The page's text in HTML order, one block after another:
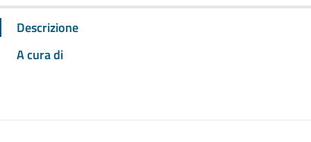
Descrizione
A cura di